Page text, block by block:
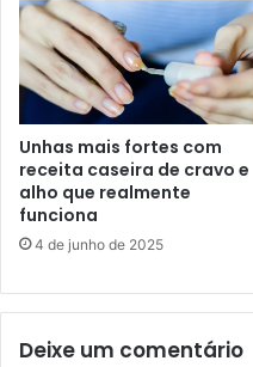
Unhas mais fortes com
receita caseira de cravo e
alho que realmente
funciona
4 de junho de 2025
Deixe um comentário